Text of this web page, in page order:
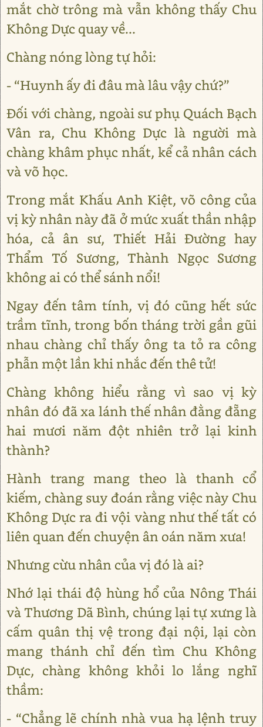
mắt chờ trông mà vẫn không thấy Chu
Không Dực quay về...
Chàng nóng lòng tự hỏi:
- “Huynh ấy đi đâu mà lâu vậy chứ?”
Đối với chàng, ngoài sư phụ Quách Bạch
Vân ra, Chu Không Dực là người mà
chàng khâm phục nhất, kể cả nhân cách
và võ học.
Trong mắt Khấu Anh Kiệt, võ công của
vị kỳ nhân này đã ở mức xuất thần nhập
hóa, cả ân sư, Thiết Hải Đường hay
Thẩm Tố Sương, Thành Ngọc Sương
không ai có thể sánh nổi!
Ngay đến tâm tính, vị đó cũng hết sức
trầm tĩnh, trong bốn tháng trời gần gũi
nhau chàng chỉ thấy ông ta tỏ ra công
phẫn một lần khi nhắc đến thê tử!
Chàng không hiểu rằng vì sao vị kỳ
nhân đó đã xa lánh thế nhân đằng đẵng
hai mươi năm đột nhiên trở lại kinh
thành?
Hành trang mang theo là thanh cổ
kiếm, chàng suy đoán rằng việc này Chu
Không Dực ra đi vội vàng như thế tất có
liên quan đến chuyện ân oán năm xưa!
Nhưng cừu nhân của vị đó là ai?
Nhớ lại thái độ hùng hổ của Nông Thái
và Thương Dã Bình, chúng lại tự xưng là
cấm quân thị vệ trong đại nội, lại còn
mang thánh chỉ đến tìm Chu Không
Dực, chàng không khỏi lo lắng nghĩ
thầm:
- “Chẳng lẽ chính nhà vua hạ lệnh truy